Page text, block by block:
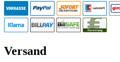
Versand